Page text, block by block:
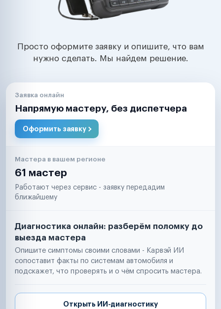
Просто оформите заявку и опишите, что вам
нужно сделать. Мы найдем решение.
Заявка онлайн
Напрямую мастеру, без диспетчера
Оформить заявку
Мастера в вашем регионе
61 мастер
Работают через сервис - заявку передадим
ближайшему
Диагностика онлайн: разберём поломку до
выезда мастера
Опишите симптомы своими словами - Карвэй ИИ
сопоставит факты по системам автомобиля и
подскажет, что проверять и о чём спросить мастера.
Открыть ИИ-диагностику